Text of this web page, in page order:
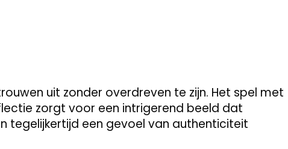
uit zonder overdreven te zijn. Het spel met
zorgt voor een intrigerend beeld dat
tegelijkertijd een gevoel van authenticiteit